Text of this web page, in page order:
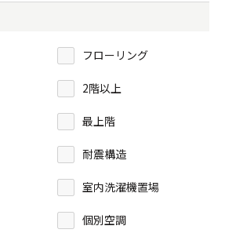
フローリング
2階以上
最上階
耐震構造
室内洗濯機置場
個別空調